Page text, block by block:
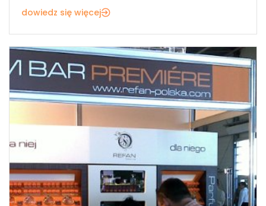
dowiedz się więcej